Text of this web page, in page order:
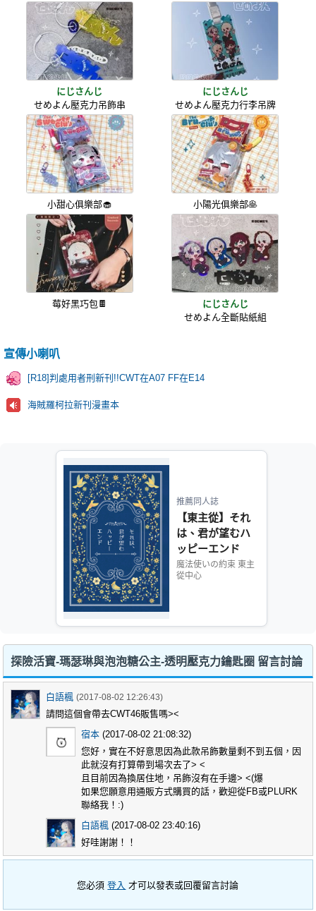
にじさんじ
せめよん壓克力吊飾串
にじさんじ
せめよん壓克力行李吊牌
小甜心俱樂部🧁 小陽光俱樂部🥞
莓好黑巧包🍫
にじさんじ
せめよん全斷貼紙組
宣傳小喇叭
[R18]判處用者刑新刊!!CWT在A07 FF在E14
海賊羅柯拉新刊漫畫本
推薦同人誌
【東主從】それ
は、君が望むハ
ッピーエンド
魔法使いの約束 東主
從中心
探險活寶-瑪瑟琳與泡泡糖公主-透明壓克力鑰匙圈 留言討論
白語楓 (2017-08-02 12:26:43)
請問這個會帶去CWT46販售嗎><
宿本 (2017-08-02 21:08:32)
您好，實在不好意思因為此款吊飾數量剩不到五個，因
此就沒有打算帶到場次去了> <
且目前因為換居住地，吊飾沒有在手邊> <(爆
如果您願意用通販方式購買的話，歡迎從FB或PLURK
聯絡我！:)
白語楓 (2017-08-02 23:40:16)
好哇謝謝！！
您必須登入 才可以發表或回覆留言討論